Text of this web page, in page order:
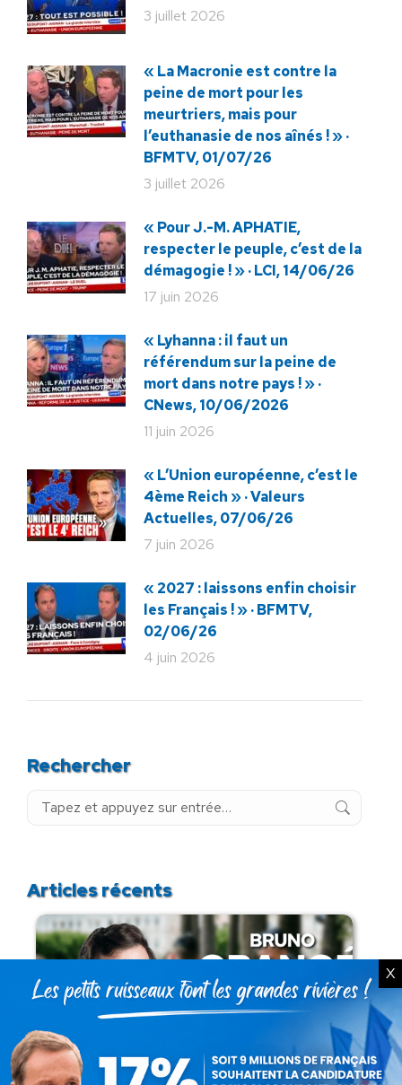
3 juillet 2026
« La Macronie est contre la
peine de mort pour les
meurtriers, mais pour
l’euthanasie de nos aînés ! » ·
BFMTV, 01/07/26
3 juillet 2026
« Pour J.-M. APHATIE,
respecter le peuple, c’est de la
démagogie ! » · LCI, 14/06/26
17 juin 2026
« Lyhanna : il faut un
référendum sur la peine de
mort dans notre pays ! » ·
CNews, 10/06/2026
11 juin 2026
« L’Union européenne, c’est le
4ème Reich » · Valeurs
Actuelles, 07/06/26
7 juin 2026
« 2027 : laissons enfin choisir
les Français ! » · BFMTV,
02/06/26
4 juin 2026
Rechercher
Recherche
Articles récents
Présomption de légitimité de l’usage des
X